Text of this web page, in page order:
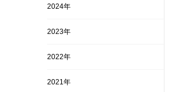
2024年
2023年
2022年
2021年